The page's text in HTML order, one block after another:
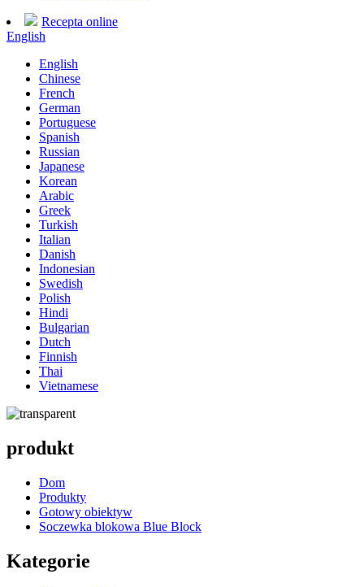
Recepta online
English
English
Chinese
French
German
Portuguese
Spanish
Russian
Japanese
Korean
Arabic
Greek
Turkish
Italian
Danish
Indonesian
Swedish
Polish
Hindi
Bulgarian
Dutch
Finnish
Thai
Vietnamese
produkt
Dom
Produkty
Gotowy obiektyw
Soczewka blokowa Blue Block
Kategorie